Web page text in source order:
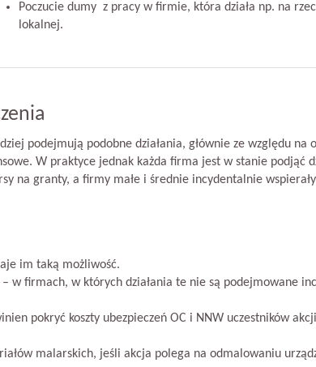
Poczucie dumy z pracy w firmie, która działa np. na
lokalnej.
podejmują podobne działania, głównie ze względu na
W praktyce jednak każda firma jest w stanie podjąć
na granty, a firmy małe i średnie incydentalnie
im taką możliwość.
w firmach, w których działania te nie są podejmowane
pokryć koszty ubezpieczeń OC i NNW uczestników
malarskich, jeśli akcja polega na odmalowaniu